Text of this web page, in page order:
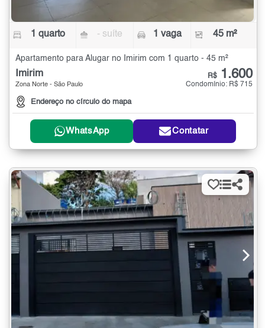
1 quarto - suíte 1 vaga 45 m²
Apartamento para Alugar no Imirim com 1 quarto - 45 m²
Imirim
Zona Norte - São Paulo
Endereço no círculo do mapa
R$ 1.600
Condomínio: R$ 715
WhatsApp Contatar